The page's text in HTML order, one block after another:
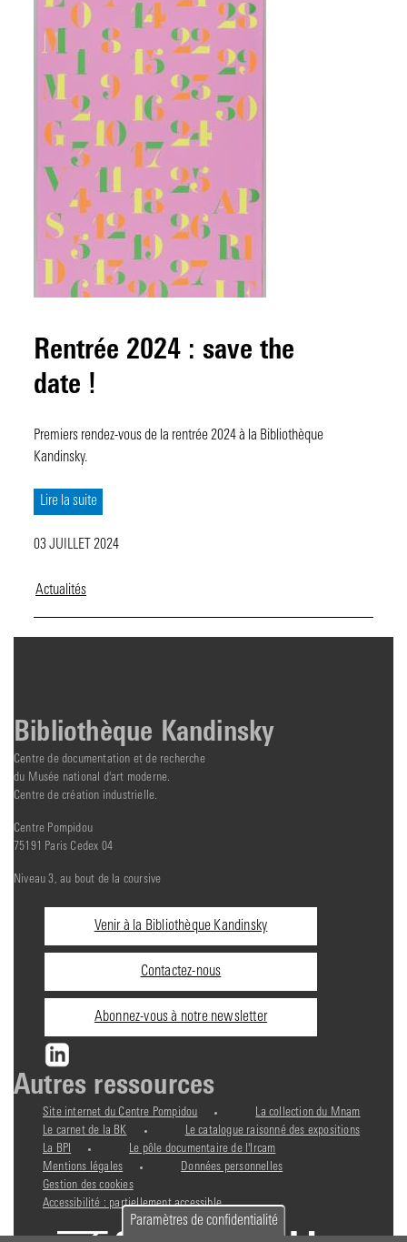
Rentrée 2024 : save the
date !
Premiers rendez-vous de la rentrée 2024 à la Bibliothèque
Kandinsky.
Lire la suite
03 JUILLET 2024
Actualités
Bibliothèque Kandinsky
Centre de documentation et de recherche
du Musée national d'art moderne.
Centre de création industrielle.
Centre Pompidou
75191 Paris Cedex 04
Niveau 3, au bout de la coursive
Informations
pratiques
Venir à la Bibliothèque Kandinsky
Contactez-nous
Abonnez-vous à notre newsletter
Autres ressources
Site internet du Centre Pompidou
La collection du Mnam
Le carnet de la BK
Le catalogue raisonné des expositions
La BPI
Le pôle documentaire de l'Ircam
Mentions légales
Données personnelles
Gestion des cookies
Accessibilité : partiellement accessible
Paramètres de confidentialité